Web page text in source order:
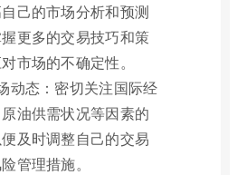
己的市场分析和预测
更多的交易技巧和策
市场的不确定性。
动态：密切关注国际经
油供需状况等因素的
及时调整自己的交易
管理措施。